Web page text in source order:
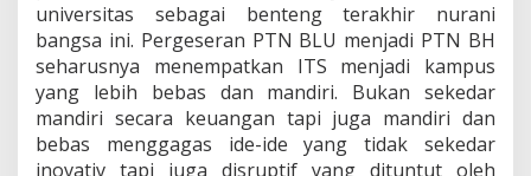
universitas sebagai benteng terakhir nurani
bangsa ini. Pergeseran PTN BLU menjadi PTN BH
seharusnya menempatkan ITS menjadi kampus
yang lebih bebas dan mandiri. Bukan sekedar
mandiri secara keuangan tapi juga mandiri dan
bebas menggagas ide-ide yang tidak sekedar
inovativ tapi juga disruptif yang dituntut oleh